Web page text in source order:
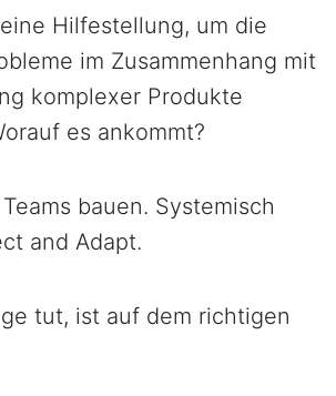
Hilfestellung, um die
im Zusammenhang mit
komplexer Produkte
es ankommt?
bauen. Systemisch
and Adapt.
tut, ist auf dem richtigen